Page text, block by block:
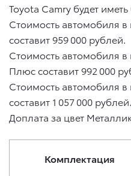
Toyota Camry будет
Стоимость автомобиля
составит 959 000 рублей.
Стоимость автомобиля
Плюс составит 992 000
Стоимость автомобиля
составит 1 057 000 рублей.
Доплата за цвет
Комплектация